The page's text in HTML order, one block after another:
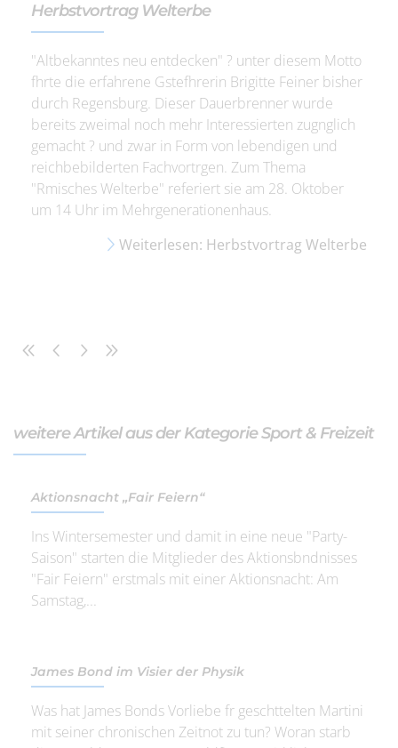
Herbstvortrag Welterbe
"Altbekanntes neu entdecken" ? unter diesem Motto
fhrte die erfahrene Gstefhrerin Brigitte Feiner bisher
durch Regensburg. Dieser Dauerbrenner wurde
bereits zweimal noch mehr Interessierten zugnglich
gemacht ? und zwar in Form von lebendigen und
reichbebilderten Fachvortrgen. Zum Thema
"Rmisches Welterbe" referiert sie am 28. Oktober
um 14 Uhr im Mehrgenerationenhaus.
Weiterlesen: Herbstvortrag Welterbe
weitere Artikel aus der Kategorie Sport & Freizeit
Aktionsnacht „Fair Feiern“
Ins Wintersemester und damit in eine neue "Party-
Saison" starten die Mitglieder des Aktionsbndnisses
"Fair Feiern" erstmals mit einer Aktionsnacht: Am
Samstag,...
James Bond im Visier der Physik
Was hat James Bonds Vorliebe fr geschttelten Martini
mit seiner chronischen Zeitnot zu tun? Woran starb